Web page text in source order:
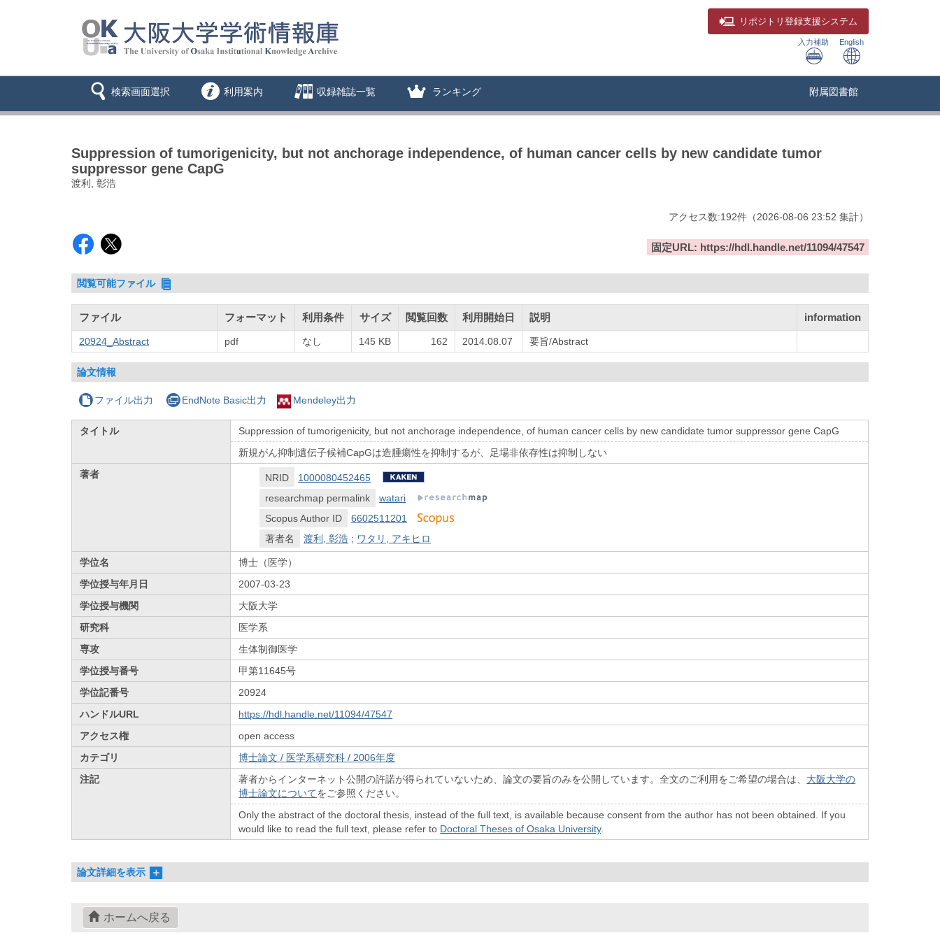
リポジトリ 登録支援システム
入力補助 English
検索画面選択 利用案内 収録雑誌一覧 ランキング 附属図書館
Suppression of tumorigenicity, but not anchorage independence, of human cancer cells by new candidate tumor
suppressor gene CapG
渡利, 彰浩
アクセス数:192件 （2026-08-06 23:52 集計）
固定URL: https://hdl.handle.net/11094/47547
閲覧可能ファイル
ファイル フォーマット 利用条件 サイズ 閲覧回数 利用開始日 説明 information
20924_Abstract pdf なし 145 KB 162 2014.08.07 要旨/Abstract
論文情報
ファイル出力 EndNote Basic出力 Mendeley出力
タイトル
Suppression of tumorigenicity, but not anchorage independence, of human cancer cells by new candidate tumor suppressor gene CapG
新規がん抑制遺伝子候補CapGは造腫瘍性を抑制するが、足場非依存性は抑制しない
著者
NRID
1000080452465
researchmap permalink
watari
Scopus Author ID
6602511201
著者名
渡利, 彰浩 ; ワタリ, アキヒロ
学位名
博士（医学）
学位授与年月日
2007-03-23
学位授与機関
大阪大学
研究科
医学系
専攻
生体制御医学
学位授与番号
甲第11645号
学位記番号
20924
ハンドルURL
https://hdl.handle.net/11094/47547
アクセス権
open access
カテゴリ
博士論文 / 医学系研究科 / 2006年度
注記
著者からインターネット公開の許諾が得られていないため、論文の要旨のみを公開しています。全文のご利用をご希望の場合は、 大阪大学の
博士論文についてをご参照ください。
Only the abstract of the doctoral thesis, instead of the full text, is available because consent from the author has not been obtained. If you
would like to read the full text, please refer to Doctoral Theses of Osaka University.
論文詳細を表示
ホームへ戻る